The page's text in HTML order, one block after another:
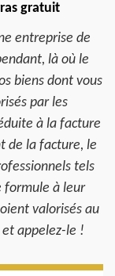
gratuit
entreprise de
là où le
biens dont vous
par les
à la facture
de la facture, le
tels
formule à leur
valorisés au
appelez-le !